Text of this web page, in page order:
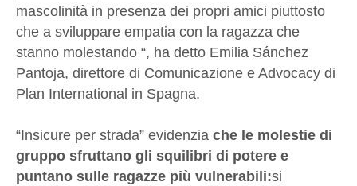
mascolinità in presenza dei propri amici piuttosto
che a sviluppare empatia con la ragazza che
stanno molestando “, ha detto Emilia Sánchez
Pantoja, direttore di Comunicazione e Advocacy di
Plan International in Spagna.
“Insicure per strada” evidenzia che le molestie di
gruppo sfruttano gli squilibri di potere e
puntano sulle ragazze più vulnerabili:si